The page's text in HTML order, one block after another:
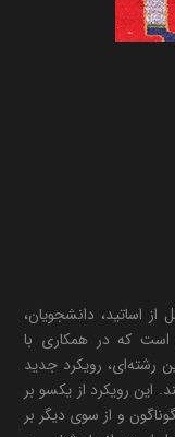
دانشجویان،
که در همکاری با
رشته‌ای، رویکرد جدید
رویکرد از یکسو بر
و از سوی دیگر بر